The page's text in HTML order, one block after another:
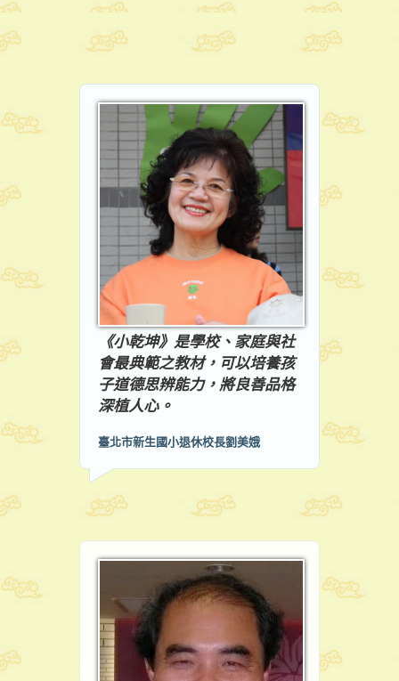
《小乾坤》是學校、家庭與社
會最典範之教材，可以培養孩
子道德思辨能力，將良善品格
深植人心。
臺北市新生國小退休校長劉美娥